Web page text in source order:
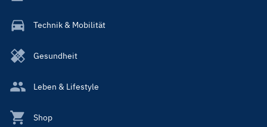
Technik & Mobilität
Gesundheit
Leben & Lifestyle
Shop